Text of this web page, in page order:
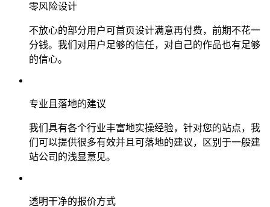
零风险设计
不放心的部分用户可首页设计满意再付费，前期不花一
分钱。我们对用户足够的信任，对自己的作品也有足够
的信心。
专业且落地的建议
我们具有各个行业丰富地实操经验，针对您的站点，我
们可以提供很多有效并且可落地的建议，区别于一般建
站公司的浅显意见。
透明干净的报价方式